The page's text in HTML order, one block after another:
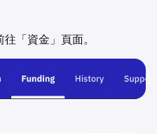
「資金」頁面。